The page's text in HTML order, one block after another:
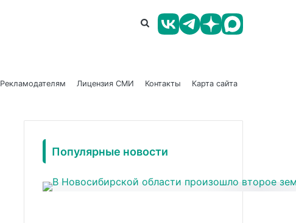
Рекламодателям Лицензия СМИ Контакты Карта сайта
Популярные новости